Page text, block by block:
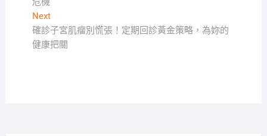
導
覽
NextNext
post:
確診子宮肌瘤別慌張！定期回診黃金策略，為妳的
健康把關